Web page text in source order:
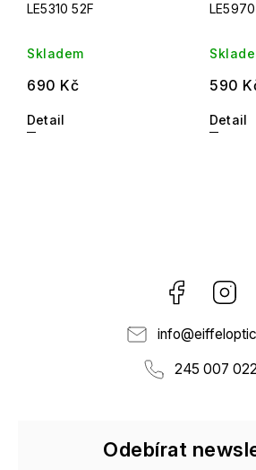
LE5310 52F
Skladem
690 Kč
Detail
590
Detail
Facebook
info@
245 007 022
Odebírat